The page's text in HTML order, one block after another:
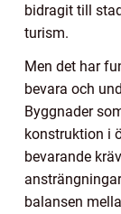
bidragit till
turism.
Men det har
bevara och
Byggnader
konstruktion i
bevarande
balansen